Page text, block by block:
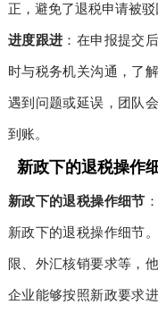
正，避免了退税申请被驳
进度跟进 ：在申报提交
时与税务机关沟通，了
遇到问题或延误，团队
到账。
新政下的退税操作
新政下的退税操作细节
新政下的退税操作细节
限、外汇核销要求等，
企业能够按照新政要求